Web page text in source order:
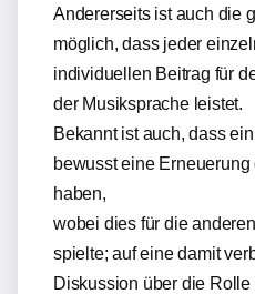
Andererseits ist auch die
möglich, dass jeder
individuellen Beitrag für
der Musiksprache leistet.
Bekannt ist auch, dass
bewusst eine
haben,
wobei dies für die
spielte; auf eine damit
Diskussion über die